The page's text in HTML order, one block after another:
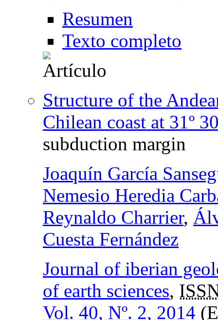
Resumen
Texto completo
Structure of the
Chilean coast at 31º
subduction margin
Joaquín García
Nemesio Heredia
Reynaldo Charrier,
Cuesta Fernández
Journal of iberian
of earth sciences,
Vol. 40, Nº. 2, 2014